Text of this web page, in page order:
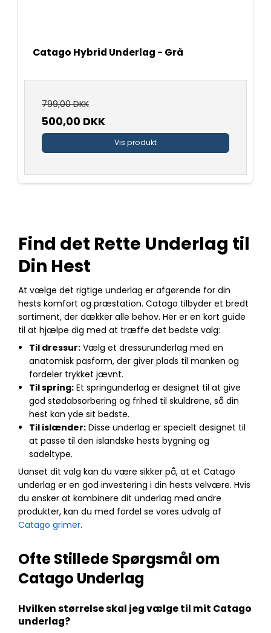
Catago Hybrid Underlag - Grå
799,00 DKK
500,00 DKK
Vis produkt
Find det Rette Underlag til
Din Hest
At vælge det rigtige underlag er afgørende for din
hests komfort og præstation. Catago tilbyder et bredt
sortiment, der dækker alle behov. Her er en kort guide
til at hjælpe dig med at træffe det bedste valg:
Til dressur:Vælg et dressurunderlag med en
anatomisk pasform, der giver plads til manken og
fordeler trykket jævnt.
Til spring:Et springunderlag er designet til at give
god stødabsorbering og frihed til skuldrene, så din
hest kan yde sit bedste.
Til islænder:Disse underlag er specielt designet til
at passe til den islandske hests bygning og
sadeltype.
Uanset dit valg kan du være sikker på, at et Catago
underlag er en god investering i din hests velvære. Hvis
du ønsker at kombinere dit underlag med andre
produkter, kan du med fordel se vores udvalg af
Catago grimer.
Ofte Stillede Spørgsmål om
Catago Underlag
Hvilken størrelse skal jeg vælge til mit Catago
underlag?